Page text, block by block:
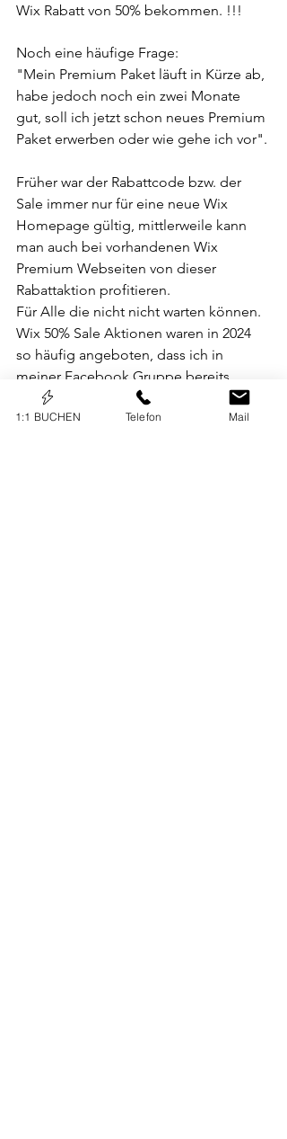
Wix Rabatt von 50% bekommen. !!!
Noch eine häufige Frage:
"Mein Premium Paket läuft in Kürze ab,
habe jedoch noch ein zwei Monate
gut, soll ich jetzt schon neues Premium
Paket erwerben oder wie gehe ich vor".
Früher war der Rabattcode bzw. der
Sale immer nur für eine neue Wix
Homepage gültig, mittlerweile kann
man auch bei vorhandenen Wix
Premium Webseiten von dieser
Rabattaktion profitieren.
Für Alle die nicht nicht warten können.
Wix 50% Sale Aktionen waren in 2024
so häufig angeboten, dass ich in
meiner Facebook Gruppe bereits
gescherzt habe "ich stelle diesen Post
auf Wiederholung"
1:1 BUCHEN Telefon Mail